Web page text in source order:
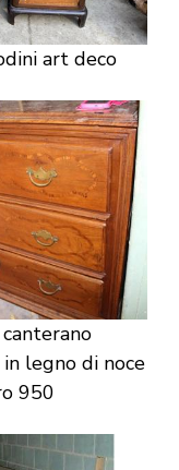
art deco
legno di noce
950